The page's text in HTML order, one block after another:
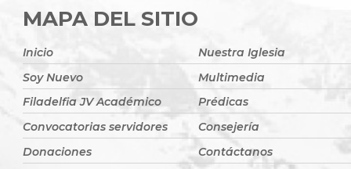
MAPA DEL SITIO
Inicio
Nuestra Iglesia
Soy Nuevo
Multimedia
Filadelfia JV Académico
Prédicas
Convocatorias servidores
Consejería
Donaciones
Contáctanos